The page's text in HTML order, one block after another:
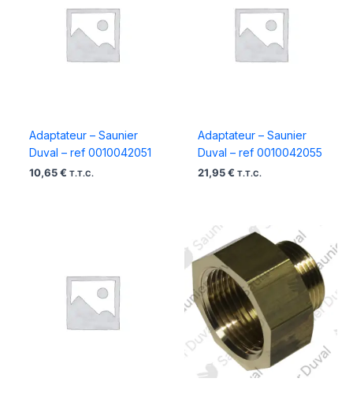
Adaptateur – Saunier
Duval – ref 0010042051
10,65 € T.T.C.
Adaptateur – Saunier
Duval – ref 0010042055
21,95 € T.T.C.